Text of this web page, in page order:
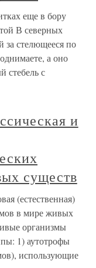
еще в бору
В северных
за стелющееся по
а оно
стебель с
и
существ
(естественная)
в мире живых
организмы
1) аутотрофы
использующие